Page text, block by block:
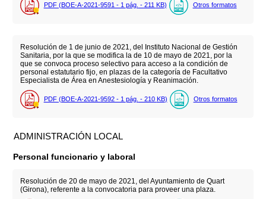
PDF (BOE-A-2021-9591 - 1 pág. - 211 KB) Otros formatos
Resolución de 1 de junio de 2021, del Instituto Nacional de Gestión
Sanitaria, por la que se modifica la de 10 de mayo de 2021, por la
que se convoca proceso selectivo para acceso a la condición de
personal estatutario fijo, en plazas de la categoría de Facultativo
Especialista de Área en Anestesiología y Reanimación.
PDF (BOE-A-2021-9592 - 1 pág. - 210 KB) Otros formatos
ADMINISTRACIÓN LOCAL
Personal funcionario y laboral
Resolución de 20 de mayo de 2021, del Ayuntamiento de Quart
(Girona), referente a la convocatoria para proveer una plaza.